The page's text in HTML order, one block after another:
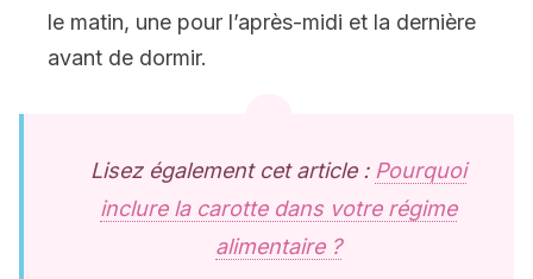
le matin, une pour l’après-midi et la dernière
avant de dormir.
Lisez également cet article : Pourquoi
inclure la carotte dans votre régime
alimentaire ?